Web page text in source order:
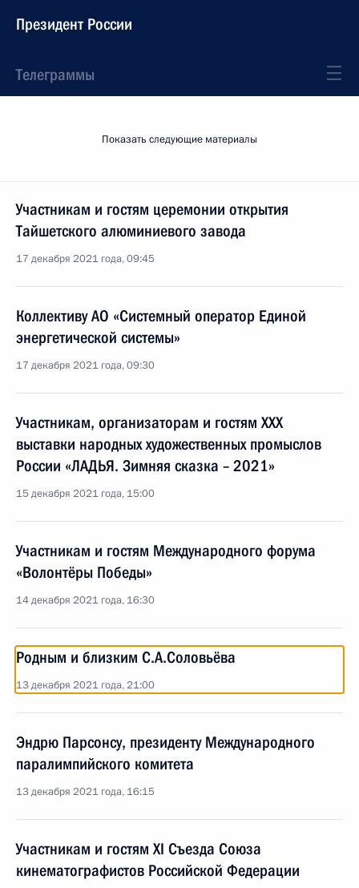
Президент России
Телеграммы
Показать следующие материалы
Участникам и гостям церемонии открытия
Тайшетского алюминиевого завода
17 декабря 2021 года, 09:45
Коллективу АО «Системный оператор Единой
энергетической системы»
17 декабря 2021 года, 09:30
Участникам, организаторам и гостям XXX
выставки народных художественных промыслов
России «ЛАДЬЯ. Зимняя сказка – 2021»
15 декабря 2021 года, 15:00
Участникам и гостям Международного форума
«Волонтёры Победы»
14 декабря 2021 года, 16:30
Родным и близким С.А.Соловьёва
13 декабря 2021 года, 21:00
Эндрю Парсонсу, президенту Международного
паралимпийского комитета
13 декабря 2021 года, 16:15
Участникам и гостям XI Съезда Союза
кинематографистов Российской Федерации